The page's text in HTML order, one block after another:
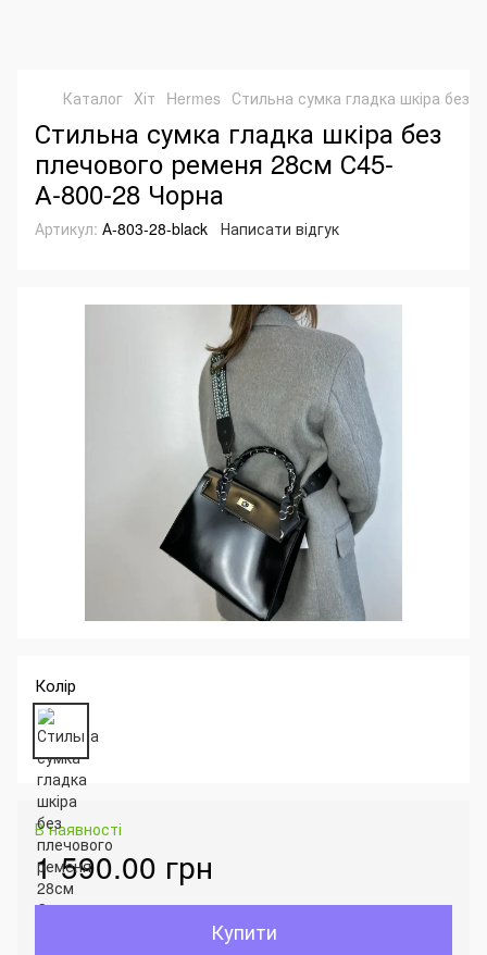
Каталог Хіт Hermes Стильна сумка гладка шкіра без
Стильна сумка гладка шкіра без
плечового ременя 28см С45-
А-800-28 Чорна
Артикул: А-803-28-black Написати відгук
Колір
В наявності
1 590.00 грн
Купити